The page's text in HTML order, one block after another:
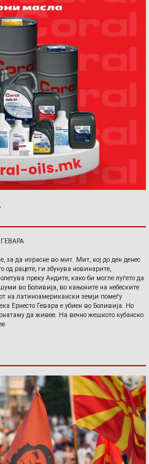
за да израсне во мит. Мит, кој до ден денес
од рацете, ги збунува новинарите,
преку Андите, како би могле луѓето да
во Боливија, во кањоните на небеските
на латиноамерикански земји помеѓу
Ернесто Гевара е убиен во Боливија. Но
да живее. На вечно жешкото кубанско